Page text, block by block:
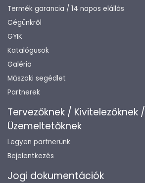
Termék garancia / 14 napos elállás
Cégünkről
GYIK
Katalógusok
Galéria
Műszaki segédlet
Partnerek
Tervezőknek / Kivitelezőknek /
Üzemeltetőknek
Legyen partnerünk
Bejelentkezés
Jogi dokumentációk